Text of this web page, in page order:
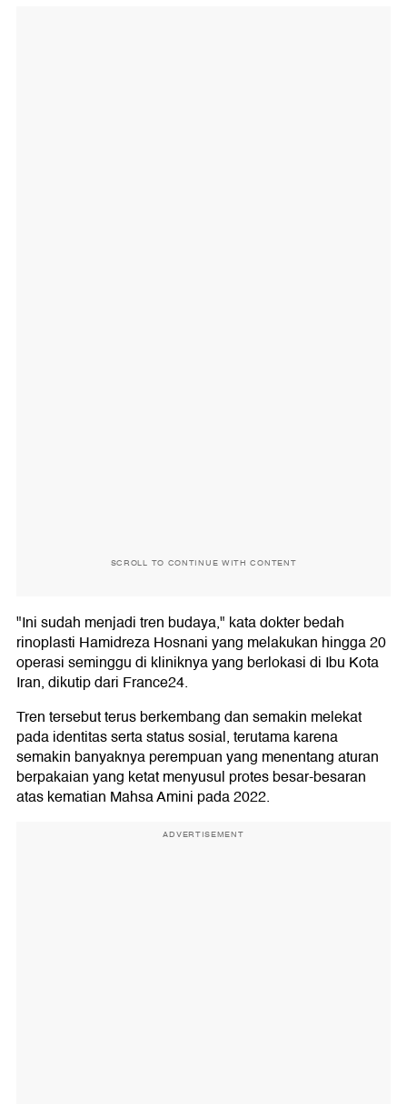
SCROLL TO CONTINUE WITH CONTENT
"Ini sudah menjadi tren budaya," kata dokter bedah
rinoplasti Hamidreza Hosnani yang melakukan hingga 20
operasi seminggu di kliniknya yang berlokasi di Ibu Kota
Iran, dikutip dari France24.
Tren tersebut terus berkembang dan semakin melekat
pada identitas serta status sosial, terutama karena
semakin banyaknya perempuan yang menentang aturan
berpakaian yang ketat menyusul protes besar-besaran
atas kematian Mahsa Amini pada 2022.
ADVERTISEMENT